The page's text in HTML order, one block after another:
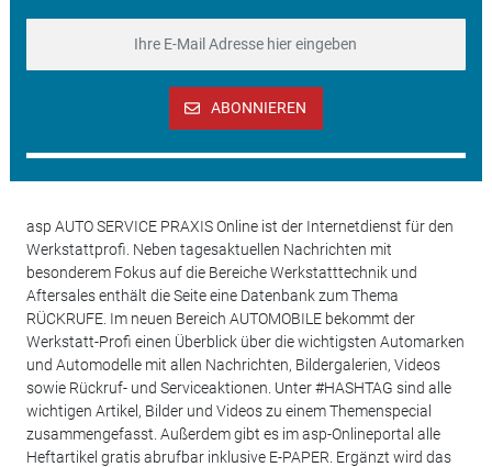
ABONNIEREN
asp AUTO SERVICE PRAXIS Online ist der Internetdienst für den
Werkstattprofi. Neben tagesaktuellen Nachrichten mit
besonderem Fokus auf die Bereiche Werkstatttechnik und
Aftersales enthält die Seite eine Datenbank zum Thema
RÜCKRUFE. Im neuen Bereich AUTOMOBILE bekommt der
Werkstatt-Profi einen Überblick über die wichtigsten Automarken
und Automodelle mit allen Nachrichten, Bildergalerien, Videos
sowie Rückruf- und Serviceaktionen. Unter #HASHTAG sind alle
wichtigen Artikel, Bilder und Videos zu einem Themenspecial
zusammengefasst. Außerdem gibt es im asp-Onlineportal alle
Heftartikel gratis abrufbar inklusive E-PAPER. Ergänzt wird das